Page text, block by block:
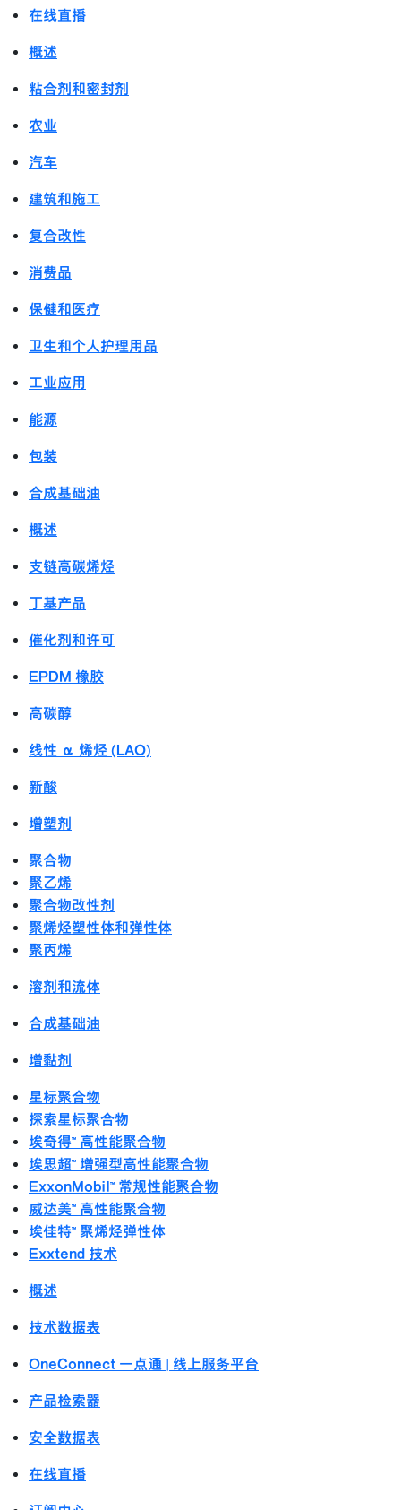
在线直播
概述
粘合剂和密封剂
农业
汽车
建筑和施工
复合改性
消费品
保健和医疗
卫生和个人护理用品
工业应用
能源
包装
合成基础油
概述
支链高碳烯烃
丁基产品
催化剂和许可
EPDM 橡胶
高碳醇
线性 α 烯烃 (LAO)
新酸
增塑剂
聚合物
聚乙烯
聚合物改性剂
聚烯烃塑性体和弹性体
聚丙烯
溶剂和流体
合成基础油
增黏剂
星标聚合物
探索星标聚合物
埃奇得™ 高性能聚合物
埃思超™ 增强型高性能聚合物
ExxonMobil™ 常规性能聚合物
威达美™ 高性能聚合物
埃佳特™ 聚烯烃弹性体
Exxtend 技术
概述
技术数据表
OneConnect 一点通 | 线上服务平台
产品检索器
安全数据表
在线直播